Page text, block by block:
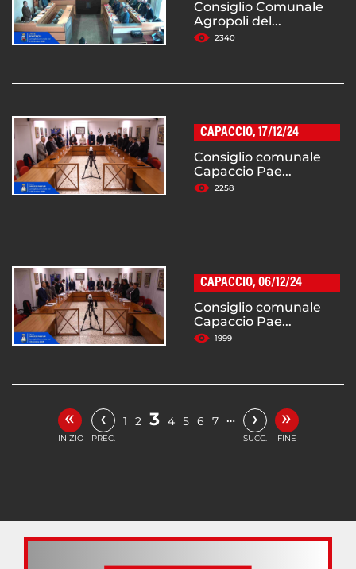
Consiglio Comunale
Agropoli del...
2340
CAPACCIO, 17/12/24
Consiglio comunale
Capaccio Pae...
2258
CAPACCIO, 06/12/24
Consiglio comunale
Capaccio Pae...
1999
«
INIZIO
‹
PREC.
1 2 3 4 5 6 7 … ›
SUCC.
»
FINE